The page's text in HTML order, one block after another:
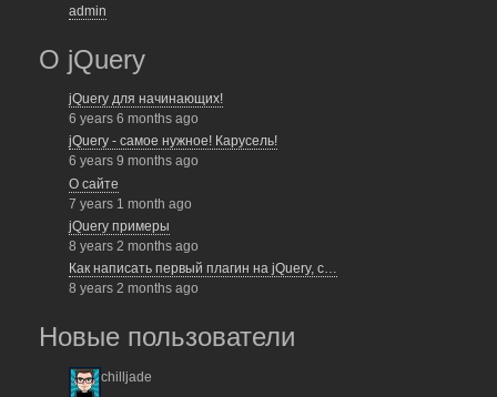
admin
О jQuery
jQuery для начинающих!
6 years 6 months ago
jQuery - самое нужное! Карусель!
6 years 9 months ago
О сайте
7 years 1 month ago
jQuery примеры
8 years 2 months ago
Как написать первый плагин на jQuery, с…
8 years 2 months ago
Новые пользователи
chilljade